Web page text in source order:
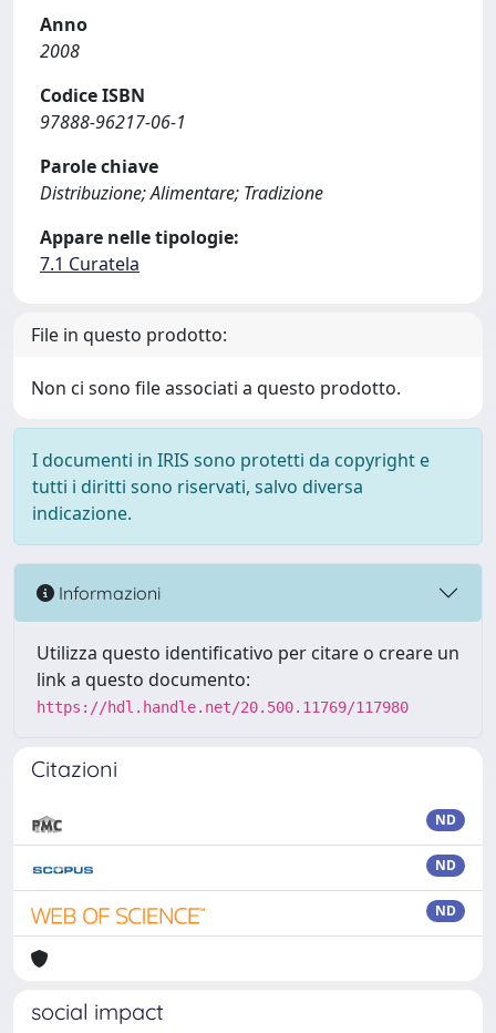
Anno
2008
Codice ISBN
97888-96217-06-1
Parole chiave
Distribuzione; Alimentare; Tradizione
Appare nelle tipologie:
7.1 Curatela
File in questo prodotto:
Non ci sono file associati a questo prodotto.
I documenti in IRIS sono protetti da copyright e
tutti i diritti sono riservati, salvo diversa
indicazione.
Informazioni
Utilizza questo identificativo per citare o creare un
link a questo documento:
https://hdl.handle.net/20.500.11769/117980
Citazioni
ND
ND
ND
social impact